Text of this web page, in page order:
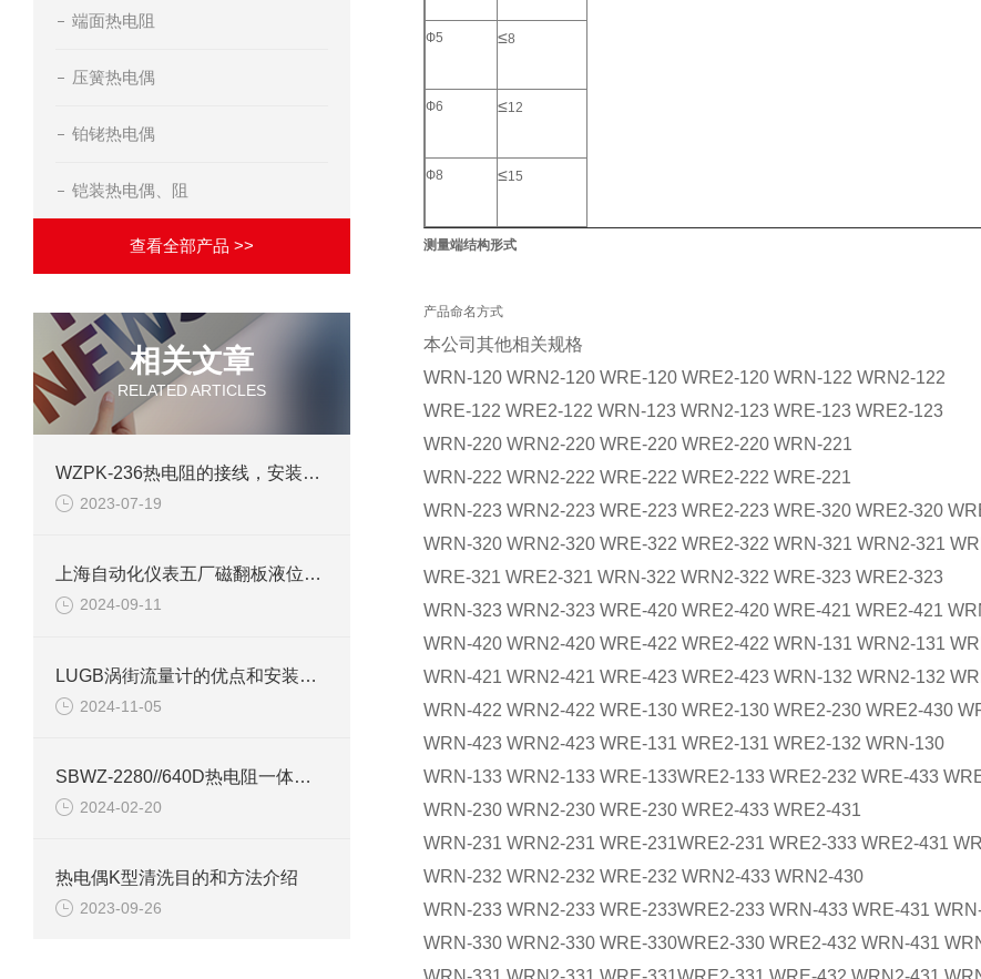
端面热电阻
压簧热电偶
铂铑热电偶
铠装热电偶、阻
查看全部产品 >>
相关文章
RELATED ARTICLES
WZPK-236热电阻的接线，安装及测量
2023-07-19
上海自动化仪表五厂磁翻板液位计检查装置
2024-09-11
LUGB涡街流量计的优点和安装注意事项说明
2024-11-05
SBWZ-2280//640D热电阻一体化变送器产品介绍
2024-02-20
热电偶K型清洗目的和方法介绍
2023-09-26
Ф5 ≤8
Ф6 ≤12
Ф8 ≤15
测量端结构形式
产品命名方式
本公司其他相关规格
WRN-120 WRN2-120 WRE-120 WRE2-120 WRN-122 WRN2-122
WRE-122 WRE2-122 WRN-123 WRN2-123 WRE-123 WRE2-123
WRN-220 WRN2-220 WRE-220 WRE2-220 WRN-221
WRN-222 WRN2-222 WRE-222 WRE2-222 WRE-221
WRN-223 WRN2-223 WRE-223 WRE2-223 WRE-320 WRE2-320
WRN-320 WRN2-320 WRE-322 WRE2-322 WRN-321 WRN2-321
WRE-321 WRE2-321 WRN-322 WRN2-322 WRE-323 WRE2-323
WRN-323 WRN2-323 WRE-420 WRE2-420 WRE-421 WRE2-421
WRN-420 WRN2-420 WRE-422 WRE2-422 WRN-131 WRN2-131
WRN-421 WRN2-421 WRE-423 WRE2-423 WRN-132 WRN2-132
WRN-422 WRN2-422 WRE-130 WRE2-130 WRE2-230 WRE2-430
WRN-423 WRN2-423 WRE-131 WRE2-131 WRE2-132 WRN-130
WRN-133 WRN2-133 WRE-133WRE2-133 WRE2-232 WRE-433
WRN-230 WRN2-230 WRE-230 WRE2-433 WRE2-431
WRN-231 WRN2-231 WRE-231WRE2-231 WRE2-333 WRE2-431
WRN-232 WRN2-232 WRE-232 WRN2-433 WRN2-430
WRN-233 WRN2-233 WRE-233WRE2-233 WRN-433 WRE-431
WRN-330 WRN2-330 WRE-330WRE2-330 WRE2-432 WRN-431